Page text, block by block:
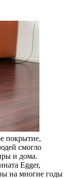
покрытие,
смогло
и дома.
Egger,
на многие годы